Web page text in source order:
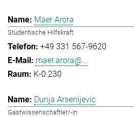
Maer Arora
Studentische Hilfskraft
+49 331 567-9620
maer.arora@...
K-0.230
Dunja Arsenijevic
Gastwissenschaftler/-in